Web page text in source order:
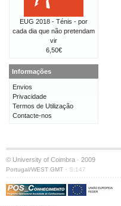
EUG 2018 - Ténis - por
cada dia que não pretendam
vir
6,50€
Informações
Envios
Privacidade
Termos de Utilização
Contacte-nos
© University of Coimbra · 2009
Portugal/WEST GMT · S:147